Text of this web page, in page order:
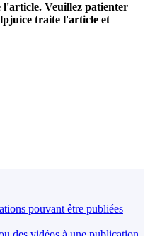
l'article. Veuillez patienter
traite l'article et
pouvant être publiées